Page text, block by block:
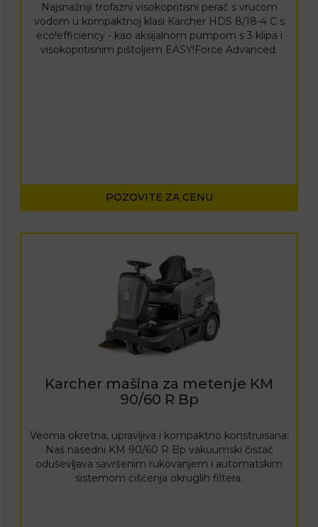
Najsnažniji trofazni visokopritisni perač s vrućom
vodom u kompaktnoj klasi Karcher HDS 8/18-4 C s
eco!efficiency- kao aksijalnom pumpom s 3 klipa i
visokopritisnim pištoljem EASY!Force Advanced.
POZOVITE ZA CENU
Karcher mašina za metenje KM
90/60 R Bp
Veoma okretna, upravljiva i kompaktno konstruisana:
Naš nasedni KM 90/60 R Bp vakuumski čistač
oduševljava savršenim rukovanjem i automatskim
sistemom čišćenja okruglih filtera.